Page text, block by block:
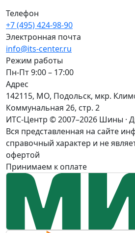
Телефон
+7 (495) 424-98-90
Электронная почта
info@its-center.ru
Режим работы
Пн-Пт 9:00 – 17:00
Адрес
142115, МО, Подольск, мкр.
Коммунальная 26, стр. 2
ИТС-Центр © 2007–2026 Шины ·
Вся представленная на сайте
справочный характер и не
офертой
Принимаем к оплате